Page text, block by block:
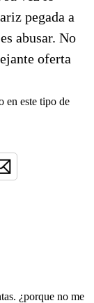
pegada a
abusar. No
oferta
en este tipo de
¿porque no me